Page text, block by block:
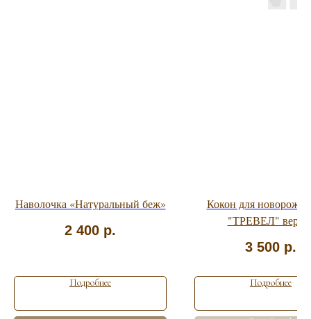
Наволочка «Натуральный беж»
2 400 р.
Подробнее
Кокон для
"ТРЕВЕЛ"
3 500 р.
Подробнее